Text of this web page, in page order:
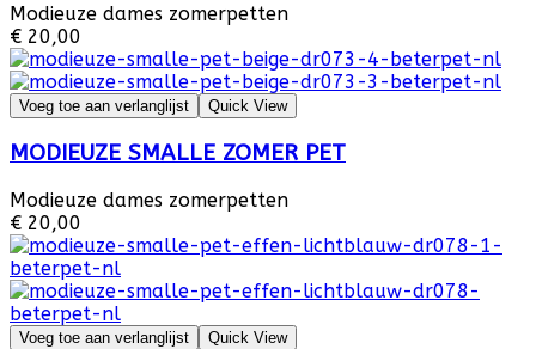
Modieuze dames zomerpetten
€ 20,00
Voeg toe aan verlanglijst Quick View
MODIEUZE SMALLE ZOMER PET
Modieuze dames zomerpetten
€ 20,00
Voeg toe aan verlanglijst Quick View